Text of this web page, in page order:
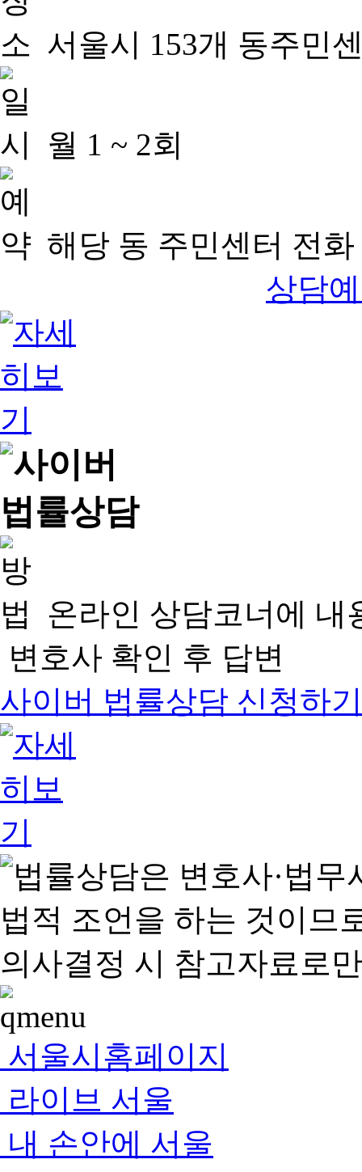
서울시 153개 동주민
월 1 ~ 2회
해당 동 주민센터 전
상담
온라인 상담코너에 내
변호사 확인 후 답변
사이버 법률상담 신청하기
서울시홈페이지
라이브 서울
내 손안에 서울